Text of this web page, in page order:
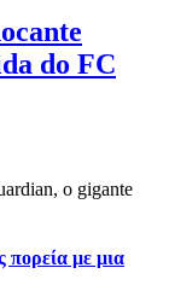
do FC
o gigante
πορεία με μια